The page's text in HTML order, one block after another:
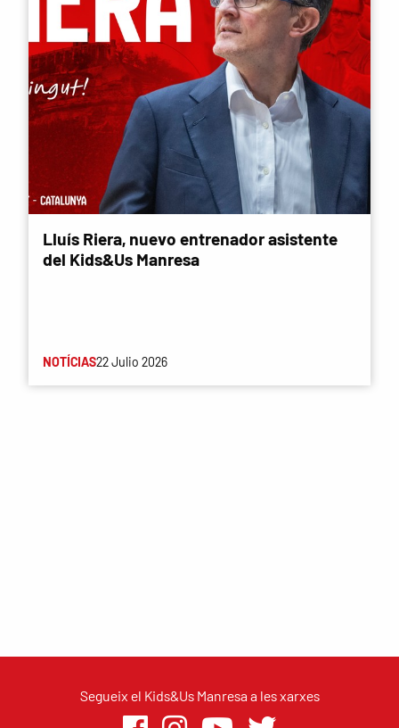
Lluís Riera, nuevo entrenador asistente
del Kids&Us Manresa
NOTÍCIAS22 Julio 2026
Segueix el Kids&Us Manresa a les xarxes